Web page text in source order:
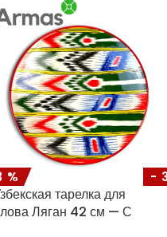
тарелка для
Ляган 42 см — С
-